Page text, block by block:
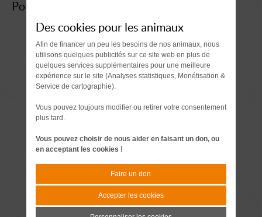
Pour les animaux :
Nourriture: croquettes,
Couvertures: si possible
coupées en 2 ou 3 (pas de couettes,
pas d'édredons, pas de tissu à
fibres, pas de tissus troués type
tricots), vous pouvez également en
donner à la fourrière qui se trouve
Serviettesde toilette, gants de
Paniers et corbeille: de toute
taille, de préférence en plastique
: colliers, laisses
(sauf enrouleurs), harnais,
Des cookies pour les animaux
Afin de financer un peu les besoins de nos animaux, nous
utilisons quelques publicités sur ce site web en plus de
quelques services supplémentaires pour une meilleure
expérience sur le site (Analyses statistiques, Monétisation &
Service de cartographie).
Vous pouvez toujours modifier ou retirer votre consentement
plus tard.
Vous pouvez choisir de nous aider en faisant un don, ou
en acceptant les cookies !
Faire un don
Accepter les cookies